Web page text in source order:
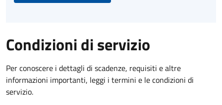
Condizioni di servizio
Per conoscere i dettagli di scadenze, requisiti e altre
informazioni importanti, leggi i termini e le condizioni di
servizio.